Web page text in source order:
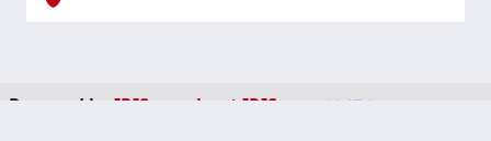
Powered by IRIS about IRIS